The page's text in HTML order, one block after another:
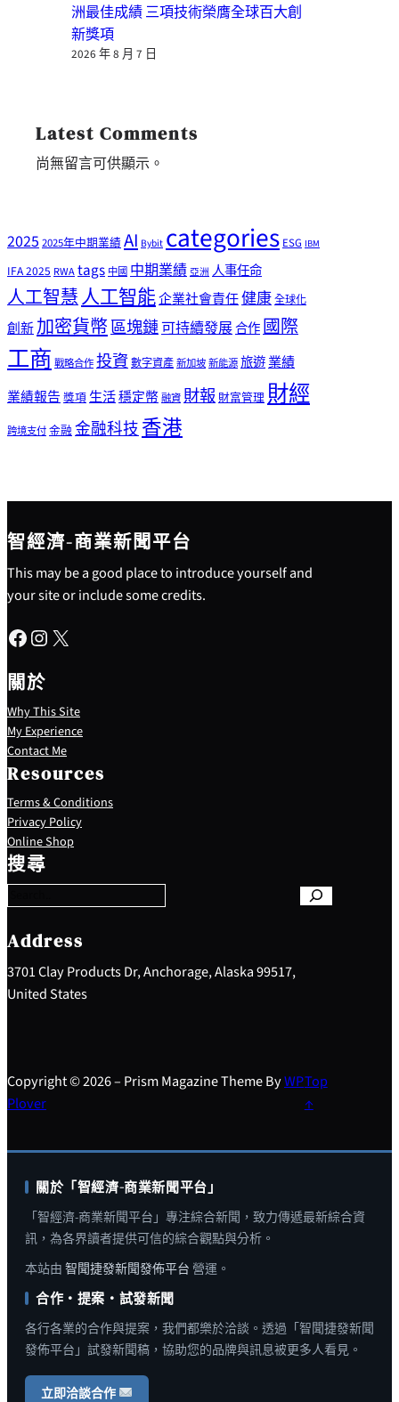
洲最佳成績 三項技術榮膺全球百大創
新獎項
2026 年 8 月 7 日
Latest Comments
尚無留言可供顯示。
20252025年中期業績AI Bybitcategories ESG IBM
IFA 2025 RWAtags 中國 中期業績 亞洲 人事任命
人工智慧人工智能企業社會責任健康全球化
創新加密貨幣區塊鏈可持續發展合作國際
工商戰略合作投資數字資產新加坡新能源旅遊業績
業績報告獎項生活穩定幣融資財報 財富管理財經
跨境支付金融 金融科技香港
智經濟-商業新聞平台
This may be a good place to introduce yourself and
your site or include some credits.
Facebook Instagram X
關於
Why This Site
My Experience
Contact Me
Resources
Terms & Conditions
Privacy Policy
Online Shop
搜尋
S
e
a
c
h
Address
3701 Clay Products Dr, Anchorage, Alaska 99517,
United States
Copyright © 2026 – Prism Magazine Theme ByWP
Plover
Top
↑
關於「智經濟-商業新聞平台」
「智經濟-商業新聞平台」專注綜合新聞，致力傳遞最新綜合資
訊，為各界讀者提供可信的綜合觀點與分析。
本站由 智聞捷發新聞發佈平台 營運。
合作・提案・試發新聞
各行各業的合作與提案，我們都樂於洽談。透過「智聞捷發新聞
發佈平台」試發新聞稿，協助您的品牌與訊息被更多人看見。
立即洽談合作